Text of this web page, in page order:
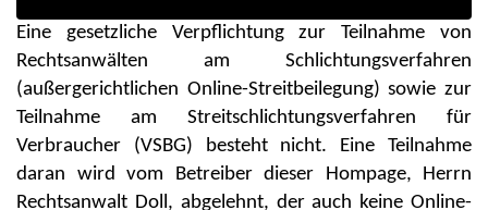
Eine gesetzliche Verpflichtung zur Teilnahme von
Rechtsanwälten am Schlichtungsverfahren
(außergerichtlichen Online-Streitbeilegung) sowie zur
Teilnahme am Streitschlichtungsverfahren für
Verbraucher (VSBG) besteht nicht. Eine Teilnahme
daran wird vom Betreiber dieser Hompage, Herrn
Rechtsanwalt Doll, abgelehnt, der auch keine Online-